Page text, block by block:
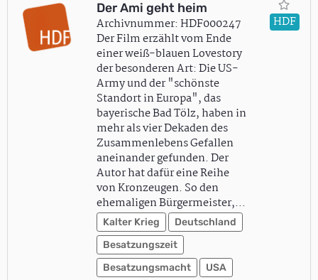
Der Ami geht heim
Archivnummer: HDF000247
Der Film erzählt vom Ende
einer weiß-blauen Lovestory
der besonderen Art: Die US-
Army und der "schönste
Standort in Europa", das
bayerische Bad Tölz, haben in
mehr als vier Dekaden des
Zusammenlebens Gefallen
aneinander gefunden. Der
Autor hat dafür eine Reihe
von Kronzeugen. So den
ehemaligen Bürgermeister,…
Kalter Krieg
Deutschland
Besatzungszeit
Besatzungsmacht
USA
HDF